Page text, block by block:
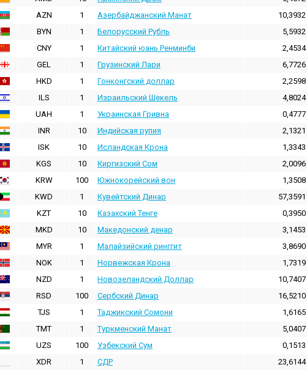
AZN
1 Азербайджанский Манат 10,3932
BYN
1 Белорусский Рубль 5,5932
CNY
1 Китайский юань Ренминби 2,4534
GEL
1 Грузинский Лари 6,7726
HKD
1 Гонконгский доллаp 2,2598
ILS
1 Израильский Шекель 4,8024
UAH
1 Украинская Гривна 0,4777
INR
10 Индийская pупия 2,1321
ISK
10 Исландская Крона 1,3343
KGS
10 Киргизский Сом 2,0096
KRW
100 Южнокорейский вон 1,3508
KWD
1 Кувейтский Динар 57,3591
KZT
10 Казахский Тенге 0,3950
MKD
10 Македонский денар 3,1453
MYR
1 Малайзийский ринггит 3,8690
NOK
1 Норвежская Крона 1,7319
NZD
1 Новозеландский Доллар 10,7407
RSD
100 Сербский Динар 16,5210
TJS
1 Таджикский Сомони 1,6165
TMT
1 Туркменский Манат 5,0407
UZS
100 Узбекский Сум 0,1513
XDR
1 СДР 23,6144